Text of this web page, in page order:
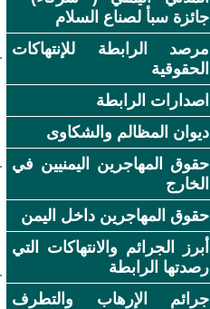
جائزة سبأ لصناع السلام
مرصد الرابطة للإنتهاكات
الحقوقية
اصدارات الرابطة
ديوان المظالم والشكاوى
حقوق المهاجرين اليمنيين في
الخارج
حقوق المهاجرين داخل اليمن
أبرز الجرائم والانتهاكات التي
رصدتها الرابطة
جرائم الإرهاب والتطرف